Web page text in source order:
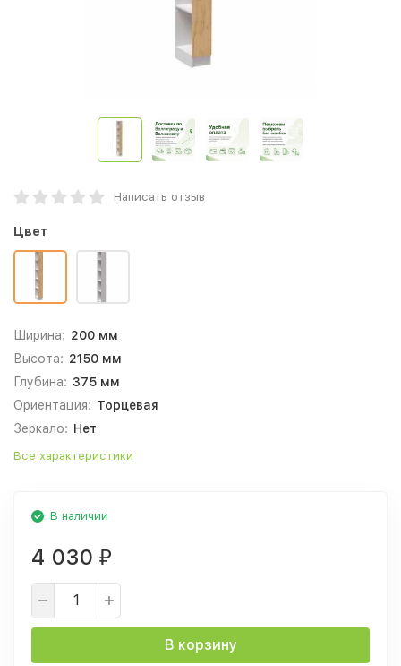
Написать отзыв
Цвет
Ширина: 200 мм
Высота: 2150 мм
Глубина: 375 мм
Ориентация: Торцевая
Зеркало: Нет
Все характеристики
В наличии
4 030 ₽
В корзину